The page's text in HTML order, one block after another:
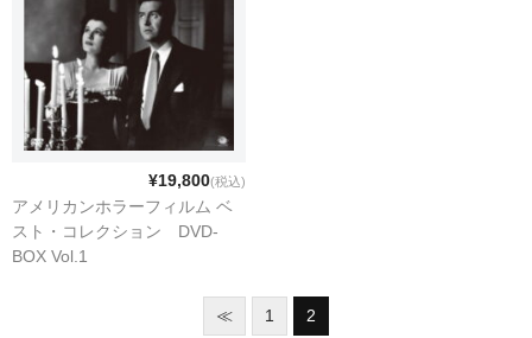
ハリウッド西部劇
アメリカ作品 ▼
アメリカ映画
戦争映画シリーズ
アメリカンホラーフィルムシリーズ
¥19,800(税込)
アメリカンホラーフィルム ベ
スト・コレクション DVD-
BOX Vol.1
≪ 1 2